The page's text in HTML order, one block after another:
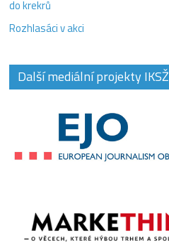
do krekrů
Rozhlasáci v akci
Další mediální projekty IKSŽ